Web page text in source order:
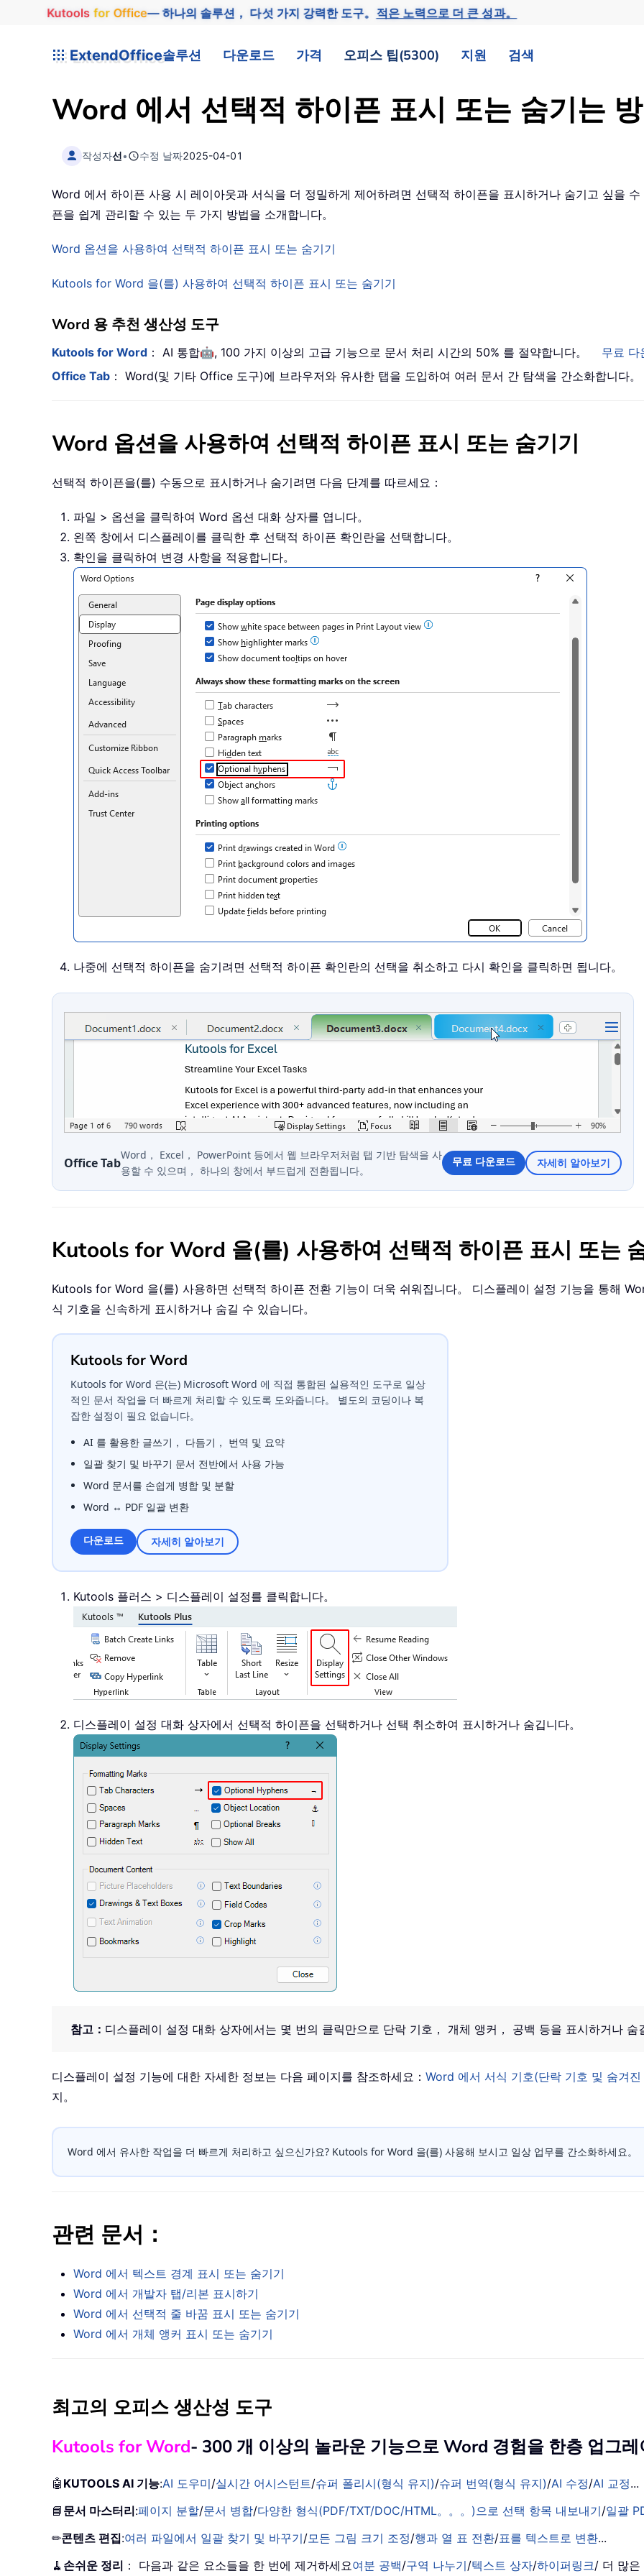
Kutools for Office— 하나의 솔루션， 다섯 가지 강력한 도구。 적은 노력으로 더 큰 성과。
ExtendOffice솔루션 다운로드 가격 오피스 팁(5300) 지원 검색
Word 에서 선택적 하이픈 표시 또는 숨기는
작성자선• 수정 날짜2025-04-01
Word 에서 하이픈 사용 시 레이아웃과 서식을 더 정밀하게 제어하려면 선택적 하이픈을 표시하거나 숨기고 싶을
픈을 쉽게 관리할 수 있는 두 가지 방법을 소개합니다。
Word 옵션을 사용하여 선택적 하이픈 표시 또는 숨기기
Kutools for Word 을(를) 사용하여 선택적 하이픈 표시 또는 숨기기
Word 용 추천 생산성 도구
Kutools for Word ： AI 통합🤖, 100 가지 이상의 고급 기능으로 문서 처리 시간의 50% 를 절약합니다。
무료 다
Office Tab ： Word(및 기타 Office 도구)에 브라우저와 유사한 탭을 도입하여 여러 문서 간 탐색을 간소화합니다。
Word 옵션을 사용하여 선택적 하이픈 표시 또는 숨기기
선택적 하이픈을(를) 수동으로 표시하거나 숨기려면 다음 단계를 따르세요：
파일 > 옵션을 클릭하여 Word 옵션 대화 상자를 엽니다。
왼쪽 창에서 디스플레이를 클릭한 후 선택적 하이픈 확인란을 선택합니다。
확인을 클릭하여 변경 사항을 적용합니다。
나중에 선택적 하이픈을 숨기려면 선택적 하이픈 확인란의 선택을 취소하고 다시 확인을 클릭하면 됩니다。
Office Tab
Word， Excel， PowerPoint 등에서 웹 브라우저처럼 탭 기반 탐색을 사
용할 수 있으며， 하나의 창에서 부드럽게 전환됩니다。
무료 다운로드 자세히 알아보기
Kutools for Word 을(를) 사용하여 선택적 하이픈 표시 또는
Kutools for Word 을(를) 사용하면 선택적 하이픈 전환 기능이 더욱 쉬워집니다。 디스플레이 설정 기능을 통해
식 기호을 신속하게 표시하거나 숨길 수 있습니다。
Kutools for Word
Kutools for Word 은(는) Microsoft Word 에 직접 통합된 실용적인 도구로 일상
적인 문서 작업을 더 빠르게 처리할 수 있도록 도와줍니다。 별도의 코딩이나 복
잡한 설정이 필요 없습니다。
AI 를 활용한 글쓰기， 다듬기， 번역 및 요약
일괄 찾기 및 바꾸기 문서 전반에서 사용 가능
Word 문서를 손쉽게 병합 및 분할
Word ↔ PDF 일괄 변환
다운로드 자세히 알아보기
Kutools 플러스 > 디스플레이 설정를 클릭합니다。
디스플레이 설정 대화 상자에서 선택적 하이픈을 선택하거나 선택 취소하여 표시하거나 숨깁니다。
참고： 디스플레이 설정 대화 상자에서는 몇 번의 클릭만으로 단락 기호， 개체 앵커， 공백 등을 표시하거나 숨
디스플레이 설정 기능에 대한 자세한 정보는 다음 페이지를 참조하세요： Word 에서 서식 기호(단락 기호 및 숨겨
지。
Word 에서 유사한 작업을 더 빠르게 처리하고 싶으신가요? Kutools for Word 을(를) 사용해 보시고 일상 업무를 간소화하세요。
관련 문서：
Word 에서 텍스트 경계 표시 또는 숨기기
Word 에서 개발자 탭/리본 표시하기
Word 에서 선택적 줄 바꿈 표시 또는 숨기기
Word 에서 개체 앵커 표시 또는 숨기기
최고의 오피스 생산성 도구
Kutools for Word- 300 개 이상의 놀라운 기능으로 Word 경험을 한층 업그
🤖 KUTOOLS AI 기능:AI 도우미/실시간 어시스턴트/슈퍼 폴리시(형식 유지)/슈퍼 번역(형식 유지)/AI 수정/AI 교정...
📘 문서 마스터리:페이지 분할/문서 병합/다양한 형식(PDF/TXT/DOC/HTML。。。)으로 선택 항목 내보내기/일괄
✏콘텐츠 편집:여러 파일에서 일괄 찾기 및 바꾸기/모든 그림 크기 조정/행과 열 표 전환/표를 텍스트로 변환...
🧹 손쉬운 정리 ： 다음과 같은 요소들을 한 번에 제거하세요여분 공백/구역 나누기/텍스트 상자/하이퍼링크/ 더 많은